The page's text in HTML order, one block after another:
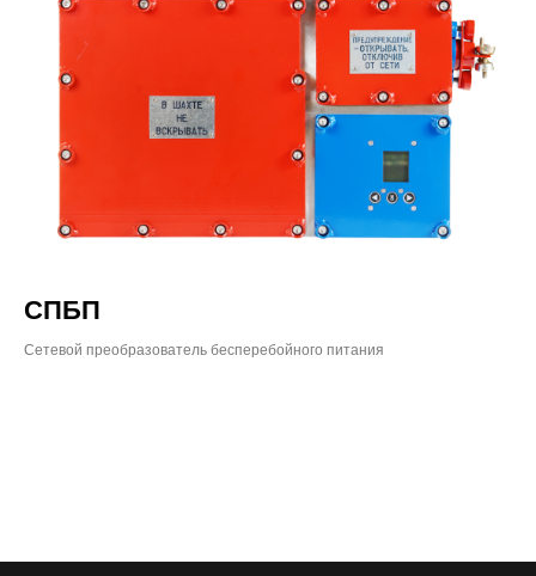
СПБП
Сетевой преобразователь бесперебойного питания